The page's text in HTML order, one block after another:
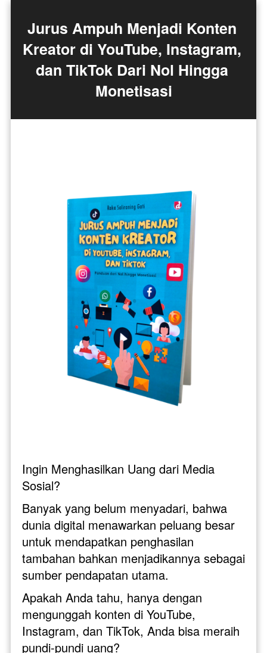
Jurus Ampuh Menjadi Konten
Kreator di YouTube, Instagram,
dan TikTok Dari Nol Hingga
Monetisasi
Ingin Menghasilkan Uang dari Media
Sosial?
Banyak yang belum menyadari, bahwa
dunia digital menawarkan peluang besar
untuk mendapatkan penghasilan
tambahan bahkan menjadikannya sebagai
sumber pendapatan utama.
Apakah Anda tahu, hanya dengan
mengunggah konten di YouTube,
Instagram, dan TikTok, Anda bisa meraih
pundi-pundi uang?